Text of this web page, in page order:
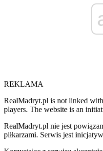
REKLAMA
RealMadryt.pl is not linked
players. The website is an
RealMadryt.pl nie jest
piłkarzami. Serwis jest